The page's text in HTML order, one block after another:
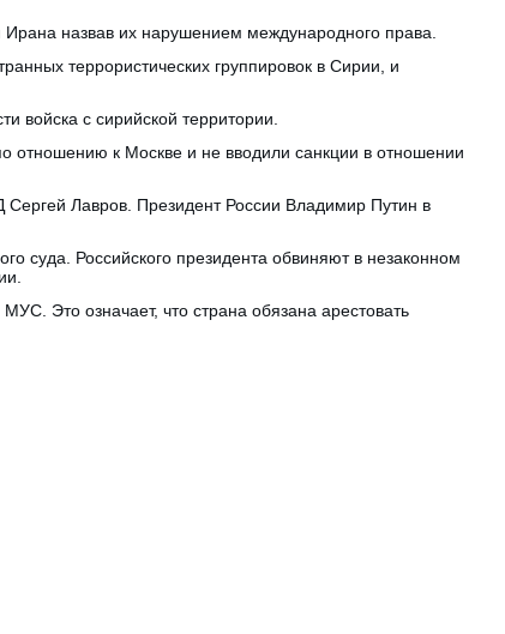
назвав их нарушением международного права.
террористических группировок в Сирии, и
войска с сирийской территории.
к Москве и не вводили санкции в отношении
Лавров. Президент России Владимир Путин в
суда. Российского президента обвиняют в незаконном
Это означает, что страна обязана арестовать